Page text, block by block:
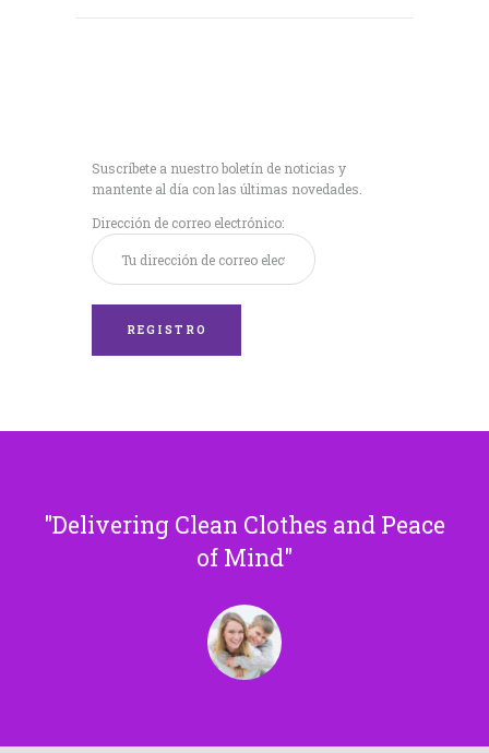
Suscríbete a nuestro boletín de noticias y
mantente al día con las últimas novedades.
Dirección de correo electrónico:
Delivering Clean Clothes and Peace
of Mind